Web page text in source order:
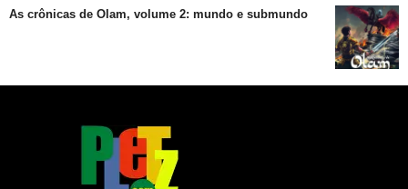
As crônicas de Olam, volume 2: mundo e submundo